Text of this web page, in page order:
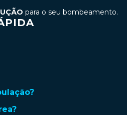
para o seu bombeamento.